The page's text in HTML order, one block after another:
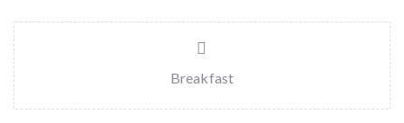
Breakfast